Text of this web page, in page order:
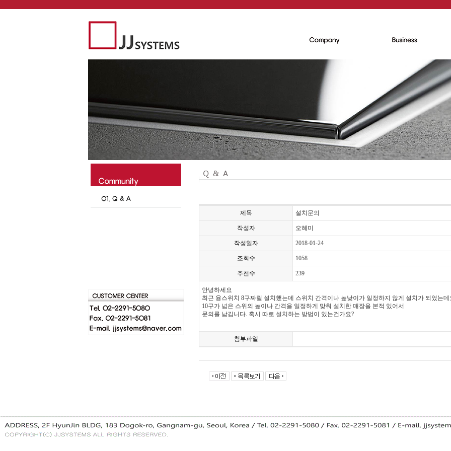
제목 설치문의
작성자 오혜미
작성일자 2018-01-24
조회수 1058
추천수 239
안녕하세요
최근 융스위치 8구짜릴 설치했는데 스위치 간격이나 높낮이가 일정하지 않게 설치가 되었는데
10구가 넘은 스위의 높이나 간격을 일정하게 맞춰 설치한 매장을 본적 있어서
문의를 남김니다. 혹시 따로 설치하는 방법이 있는건가요?
첨부파일